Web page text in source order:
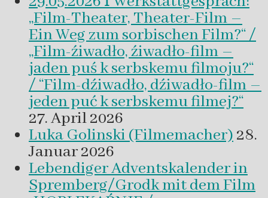
„Film-Theater, Theater-Film –
Ein Weg zum sorbischen Film?“ /
„Film-źiwadło, źiwadło-film –
jaden puś k serbskemu filmoju?“
/ “Film-dźiwadło, dźiwadło-film –
jeden puć k serbskemu filmej?“
27. April 2026
Luka Golinski (Filmemacher)28.
Januar 2026
Lebendiger Adventskalender in
Spremberg/Grodk mit dem Film